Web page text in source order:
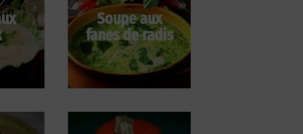
Soupe aux
fanes de radis